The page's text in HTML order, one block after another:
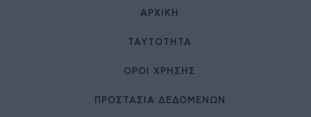
ΑΡΧΙΚΉ
ΤΑΥΤΌΤΗΤΑ
ΌΡΟΙ ΧΡΉΣΗΣ
ΠΡΟΣΤΑΣΙΑ ΔΕΔΟΜΕΝΩΝ